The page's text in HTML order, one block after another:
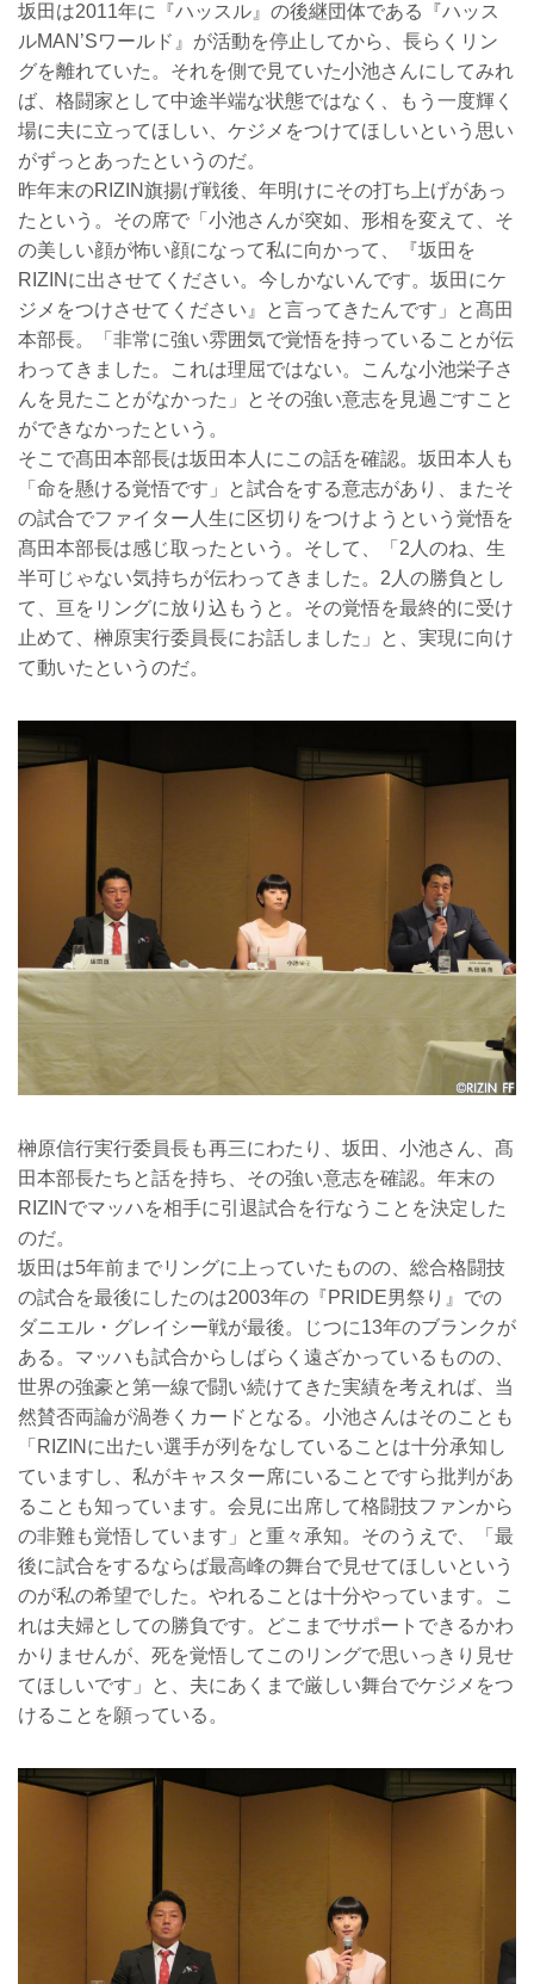
坂田は2011年に『ハッスル』の後継団体である『ハッス
ルMAN’Sワールド』が活動を停止してから、長らくリン
グを離れていた。それを側で見ていた小池さんにしてみれ
ば、格闘家として中途半端な状態ではなく、もう一度輝く
場に夫に立ってほしい、ケジメをつけてほしいという思い
がずっとあったというのだ。
昨年末のRIZIN旗揚げ戦後、年明けにその打ち上げがあっ
たという。その席で「小池さんが突如、形相を変えて、そ
の美しい顔が怖い顔になって私に向かって、『坂田を
RIZINに出させてください。今しかないんです。坂田にケ
ジメをつけさせてください』と言ってきたんです」と髙田
本部長。「非常に強い雰囲気で覚悟を持っていることが伝
わってきました。これは理屈ではない。こんな小池栄子さ
んを見たことがなかった」とその強い意志を見過ごすこと
ができなかったという。
そこで髙田本部長は坂田本人にこの話を確認。坂田本人も
「命を懸ける覚悟です」と試合をする意志があり、またそ
の試合でファイター人生に区切りをつけようという覚悟を
髙田本部長は感じ取ったという。そして、「2人のね、生
半可じゃない気持ちが伝わってきました。2人の勝負とし
て、亘をリングに放り込もうと。その覚悟を最終的に受け
止めて、榊原実行委員長にお話しました」と、実現に向け
て動いたというのだ。
榊原信行実行委員長も再三にわたり、坂田、小池さん、髙
田本部長たちと話を持ち、その強い意志を確認。年末の
RIZINでマッハを相手に引退試合を行なうことを決定した
のだ。
坂田は5年前までリングに上っていたものの、総合格闘技
の試合を最後にしたのは2003年の『PRIDE男祭り』での
ダニエル・グレイシー戦が最後。じつに13年のブランクが
ある。マッハも試合からしばらく遠ざかっているものの、
世界の強豪と第一線で闘い続けてきた実績を考えれば、当
然賛否両論が渦巻くカードとなる。小池さんはそのことも
「RIZINに出たい選手が列をなしていることは十分承知し
ていますし、私がキャスター席にいることですら批判があ
ることも知っています。会見に出席して格闘技ファンから
の非難も覚悟しています」と重々承知。そのうえで、「最
後に試合をするならば最高峰の舞台で見せてほしいという
のが私の希望でした。やれることは十分やっています。こ
れは夫婦としての勝負です。どこまでサポートできるかわ
かりませんが、死を覚悟してこのリングで思いっきり見せ
てほしいです」と、夫にあくまで厳しい舞台でケジメをつ
けることを願っている。